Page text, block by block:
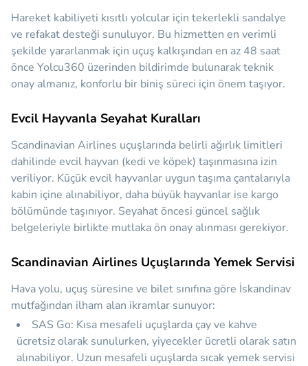
Hareket kabiliyeti kısıtlı yolcular için tekerlekli sandalye
ve refakat desteği sunuluyor. Bu hizmetten en verimli
şekilde yararlanmak için uçuş kalkışından en az 48 saat
önce Yolcu360 üzerinden bildirimde bulunarak teknik
onay almanız, konforlu bir biniş süreci için önem taşıyor.
Evcil Hayvanla Seyahat Kuralları
Scandinavian Airlines uçuşlarında belirli ağırlık limitleri
dahilinde evcil hayvan (kedi ve köpek) taşınmasına izin
veriliyor. Küçük evcil hayvanlar uygun taşıma çantalarıyla
kabin içine alınabiliyor, daha büyük hayvanlar ise kargo
bölümünde taşınıyor. Seyahat öncesi güncel sağlık
belgeleriyle birlikte mutlaka ön onay alınması gerekiyor.
Scandinavian Airlines Uçuşlarında Yemek Servisi
Hava yolu, uçuş süresine ve bilet sınıfına göre İskandinav
mutfağından ilham alan ikramlar sunuyor:
SAS Go: Kısa mesafeli uçuşlarda çay ve kahve
ücretsiz olarak sunulurken, yiyecekler ücretli olarak satın
alınabiliyor. Uzun mesafeli uçuşlarda sıcak yemek servisi